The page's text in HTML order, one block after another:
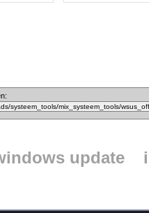
update